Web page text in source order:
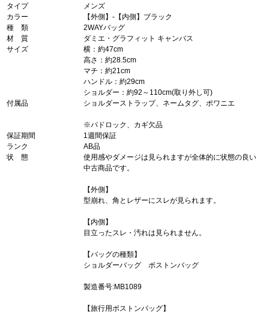
タイプ
メンズ
カラー
【外側】-【内側】ブラック
種 類
2WAYバッグ
材 質
ダミエ・グラフィット キャンバス
サイズ
横：約47cm
高さ：約28.5cm
マチ：約21cm
ハンドル：約29cm
ショルダー：約92～110cm(取り外し可)
付属品
ショルダーストラップ、ネームタグ、ポワニエ
※パドロック、カギ欠品
保証期間
1週間保証
ランク
AB品
状 態
使用感やダメージは見られますが全体的に状態の良い
中古商品です。
【外側】
型崩れ、角とレザーにスレが見られます。
【内側】
目立ったスレ・汚れは見られません。
【バッグの種類】
ショルダーバッグ ボストンバッグ
製造番号:MB1089
【旅行用ボストンバッグ】